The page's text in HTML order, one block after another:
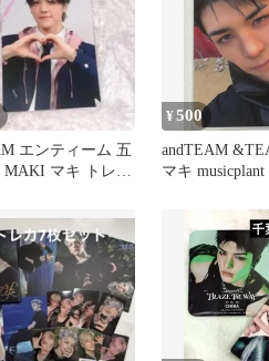
エンティーム 五
マキ トレカ
¥500
andTEAM
マキ musicplant